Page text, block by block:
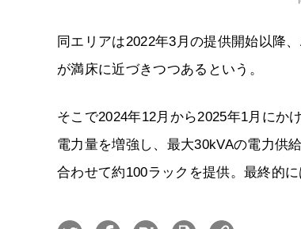
同エリアは2022年3月の提供開始以降
が満床に近づきつつあるという。
そこで2024年12月から2025年1月にか
電力量を増強し、最大30kVAの電力供
合わせて約100ラックを提供。最終的